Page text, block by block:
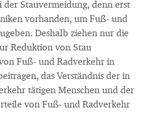
Stauvermeidung, denn erst
vorhanden, um Fuß- und
Deshalb ziehen nur die
Reduktion von Stau
Fuß- und Radverkehr in
das Verständnis der in
tätigen Menschen und der
von Fuß- und Radverkehr